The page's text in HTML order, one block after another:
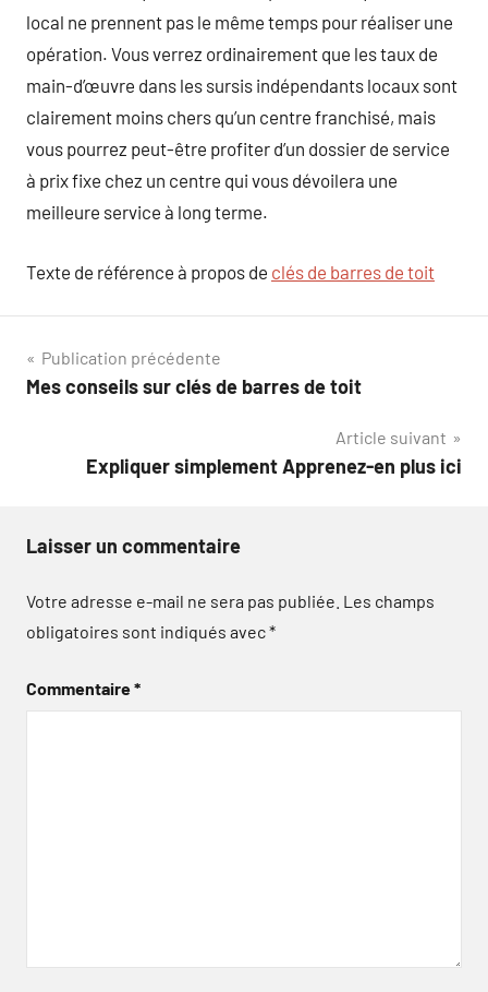
local ne prennent pas le même temps pour réaliser une
opération. Vous verrez ordinairement que les taux de
main-d’œuvre dans les sursis indépendants locaux sont
clairement moins chers qu’un centre franchisé, mais
vous pourrez peut-être profiter d’un dossier de service
à prix fixe chez un centre qui vous dévoilera une
meilleure service à long terme.
Texte de référence à propos de clés de barres de toit
Navigation
de
Publication précédente
Mes conseils sur clés de barres de toit
Article suivant
Expliquer simplement Apprenez-en plus ici
Laisser un commentaire
Votre adresse e-mail ne sera pas publiée. Les champs
obligatoires sont indiqués avec*
Commentaire*